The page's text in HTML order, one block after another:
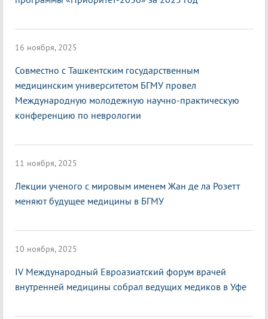
16 ноября, 2025
Совместно с Ташкентским государственным
медицинским университетом БГМУ провел
Международную молодежную научно-практическую
конференцию по неврологии
11 ноября, 2025
Лекции ученого с мировым именем Жан де ла Розетт
меняют будущее медицины в БГМУ
10 ноября, 2025
IV Международный Евроазиатский форум врачей
внутренней медицины собрал ведущих медиков в Уфе